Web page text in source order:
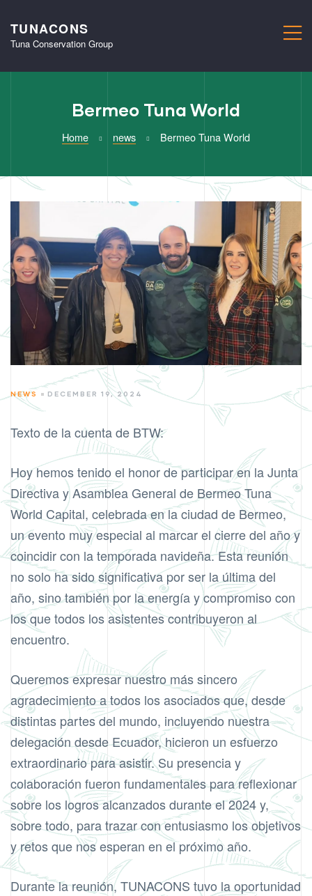
TUNACONS
Tuna Conservation Group
Bermeo Tuna World
Home news Bermeo Tuna World
CATEGORIES
NEWS DECEMBER 19, 2024
Texto de la cuenta de BTW:
Hoy hemos tenido el honor de participar en la Junta
Directiva y Asamblea General de Bermeo Tuna
World Capital, celebrada en la ciudad de Bermeo,
un evento muy especial al marcar el cierre del año y
coincidir con la temporada navideña. Esta reunión
no solo ha sido significativa por ser la última del
año, sino también por la energía y compromiso con
los que todos los asistentes contribuyeron al
encuentro.
Queremos expresar nuestro más sincero
agradecimiento a todos los asociados que, desde
distintas partes del mundo, incluyendo nuestra
delegación desde Ecuador, hicieron un esfuerzo
extraordinario para asistir. Su presencia y
colaboración fueron fundamentales para reflexionar
sobre los logros alcanzados durante el 2024 y,
sobre todo, para trazar con entusiasmo los objetivos
y retos que nos esperan en el próximo año.
Durante la reunión, TUNACONS tuvo la oportunidad